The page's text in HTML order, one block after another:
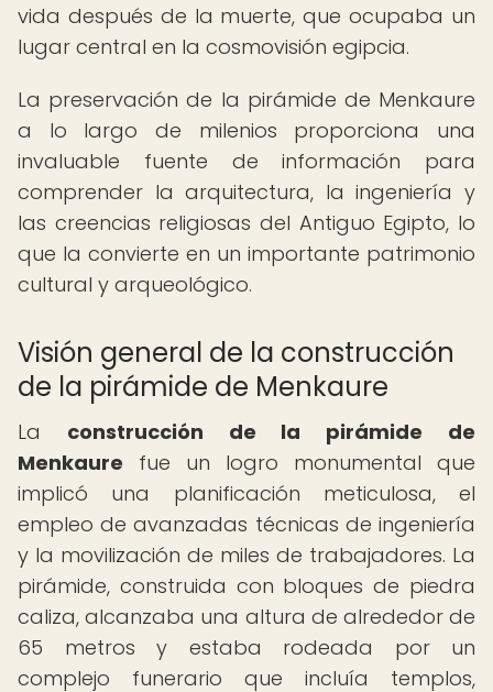
vida después de la muerte, que ocupaba un
lugar central en la cosmovisión egipcia.
La preservación de la pirámide de Menkaure
a lo largo de milenios proporciona una
invaluable fuente de información para
comprender la arquitectura, la ingeniería y
las creencias religiosas del Antiguo Egipto, lo
que la convierte en un importante patrimonio
cultural y arqueológico.
Visión general de la construcción
de la pirámide de Menkaure
La construcción de la pirámide de
Menkaure fue un logro monumental que
implicó una planificación meticulosa, el
empleo de avanzadas técnicas de ingeniería
y la movilización de miles de trabajadores. La
pirámide, construida con bloques de piedra
caliza, alcanzaba una altura de alrededor de
65 metros y estaba rodeada por un
complejo funerario que incluía templos,